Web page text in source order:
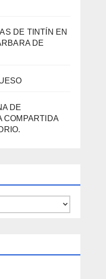
DE TINTÍN EN
DE
DE
COMPARTIDA